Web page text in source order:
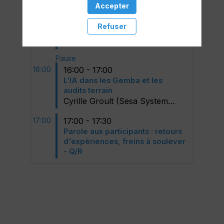
Transfert vers un 5.0 : comment
digitaliser son management
visuel et les indicateurs
Pause
16:00 16:00 - 17:00
L'IA dans les Gemba et les
audits terrain
Cyrille Groult (Sesa Systems )
17:00 17:00 - 17:30
Parole aux participants : retours
d'expériences, freins à soulever
- Q/R
Accepter
Refuser